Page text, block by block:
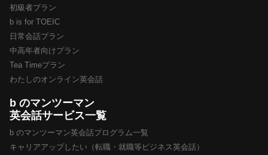
初級者プラン
b is for TOEIC
日常会話プラン
中高年者向けプラン
Tea Timeプラン
わたしのオンライン英会話
b のマンツーマン
英会話サービス一覧
b のマンツーマン英会話プログラム一覧
キャリアアップしたい（転職・就職等ビジネス英会話）